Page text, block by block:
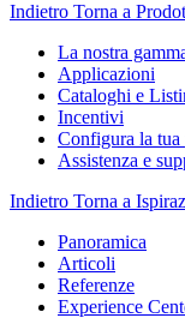
Indietro Torna a
La nostra
Applicazioni
Cataloghi e
Incentivi
Configura la
Assistenza e
Indietro Torna a
Panoramica
Articoli
Referenze
Experience